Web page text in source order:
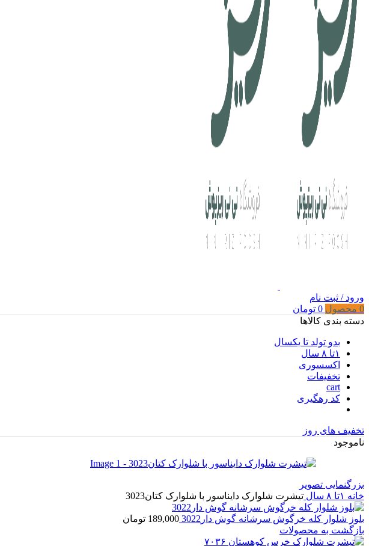
ورود / ثبت نام
0 محصول 0 تومان
دسته بندی کالاها
بدو تولد تا یکسال
۱تا ۸ سال
اکسسوری
تخفیفات
cart
کد رهگیری
تخفیف های روز
ناموجود
بزرگنمایی تصویر
خانه ۱تا ۸ سال تیشرت شلوارک دایناسور با شلوارک کتان3023
بلوز شلوار کله خرگوش سرشانه گوش دار3022 189,000 تومان
بازگشت به محصولات